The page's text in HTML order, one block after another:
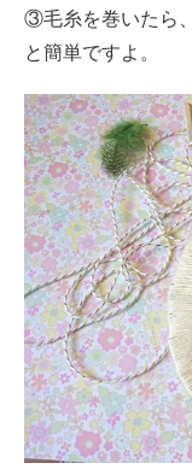
③毛糸を巻いたら
と簡単ですよ。